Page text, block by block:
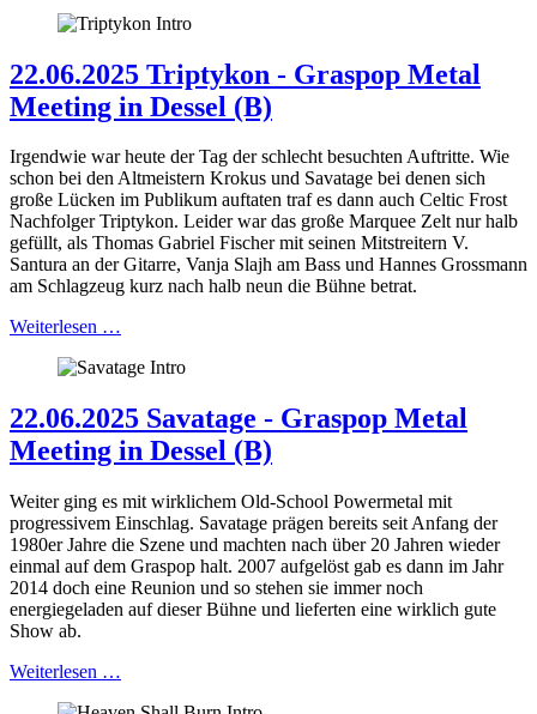
22.06.2025 Triptykon - Graspop Metal
Meeting in Dessel (B)
Irgendwie war heute der Tag der schlecht besuchten Auftritte. Wie
schon bei den Altmeistern Krokus und Savatage bei denen sich
große Lücken im Publikum auftaten traf es dann auch Celtic Frost
Nachfolger Triptykon. Leider war das große Marquee Zelt nur halb
gefüllt, als Thomas Gabriel Fischer mit seinen Mitstreitern V.
Santura an der Gitarre, Vanja Slajh am Bass und Hannes Grossmann
am Schlagzeug kurz nach halb neun die Bühne betrat.
Weiterlesen …
22.06.2025 Savatage - Graspop Metal
Meeting in Dessel (B)
Weiter ging es mit wirklichem Old-School Powermetal mit
progressivem Einschlag. Savatage prägen bereits seit Anfang der
1980er Jahre die Szene und machten nach über 20 Jahren wieder
einmal auf dem Graspop halt. 2007 aufgelöst gab es dann im Jahr
2014 doch eine Reunion und so stehen sie immer noch
energiegeladen auf dieser Bühne und lieferten eine wirklich gute
Show ab.
Weiterlesen …